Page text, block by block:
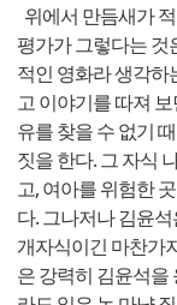
위에서 만듬새가
평가가 그렇다는 것
적인 영화라 생각하
고 이야기를 따져
유를 찾을 수 없기
짓을 한다. 그 자식
고, 여아를 위험한
다. 그나저나 김윤
개자식이긴 마찬가
은 강력히 김윤석을